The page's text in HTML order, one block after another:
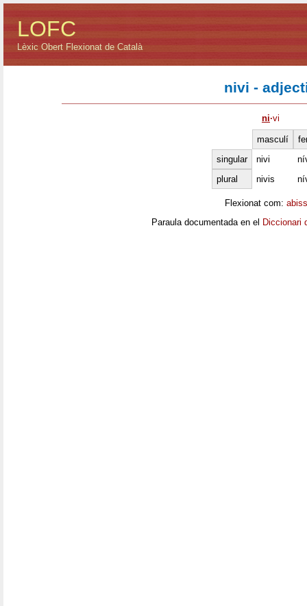
LOFC
Lèxic Obert Flexionat de Català
nivi -
ni·vi
masculí
singular
nivi
plural
nivis
Flexionat com:
Paraula documentada en el Diccionari